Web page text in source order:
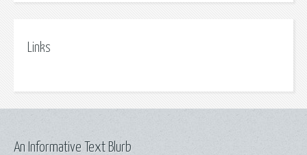
Links
An Informative Text Blurb